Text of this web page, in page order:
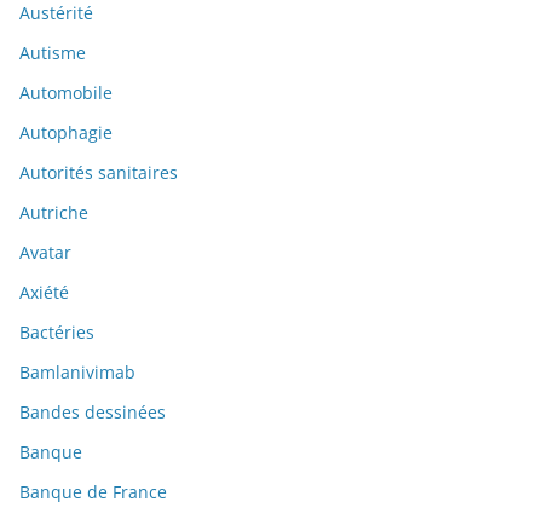
Austérité
Autisme
Automobile
Autophagie
Autorités sanitaires
Autriche
Avatar
Axiété
Bactéries
Bamlanivimab
Bandes dessinées
Banque
Banque de France